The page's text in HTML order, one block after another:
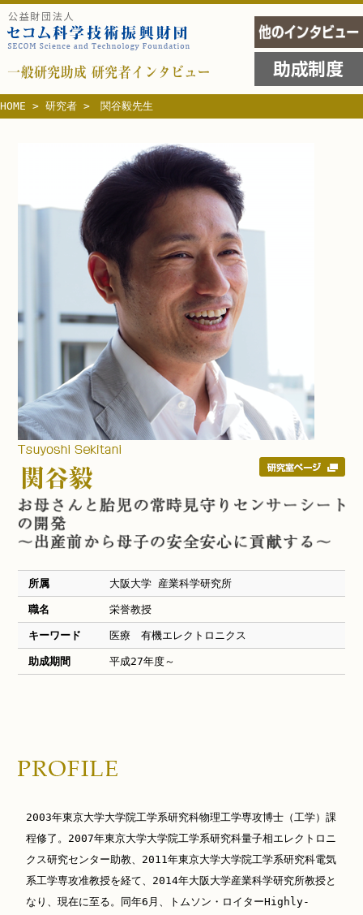
HOME > 研究者 > 関谷毅先生
所属 大阪大学 産業科学研究所
職名 栄誉教授
キーワード 医療 有機エレクトロニクス
助成期間 平成27年度～
2003年東京大学大学院工学系研究科物理工学専攻博士（工学）課
程修了。2007年東京大学大学院工学系研究科量子相エレクトロニ
クス研究センター助教、2011年東京大学大学院工学系研究科電気
系工学専攻准教授を経て、2014年大阪大学産業科学研究所教授と
なり、現在に至る。同年6月、トムソン・ロイターHighly-